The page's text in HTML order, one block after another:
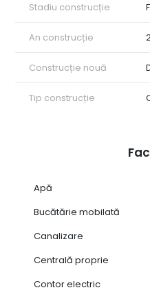
Stadiu construcție
An construcție
Construcție nouă
Tip construcție
Apă
Bucătărie mobilată
Canalizare
Centrală proprie
Contor electric